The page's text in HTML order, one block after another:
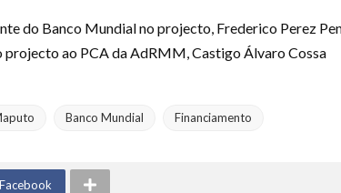
do Banco Mundial no projecto, Frederico Perez
ao PCA da AdRMM, Castigo Álvaro Cossa
Banco Mundial Financiamento